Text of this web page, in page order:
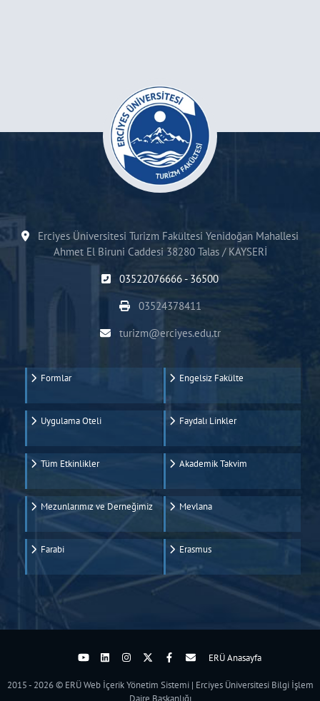
Erciyes Üniversitesi Turizm Fakültesi Yenidoğan Mahallesi
Ahmet El Biruni Caddesi 38280 Talas / KAYSERİ
03522076666 - 36500
03524378411
turizm@erciyes.edu.tr
Formlar Engelsiz Fakülte
Uygulama Oteli Faydalı Linkler
Tüm Etkinlikler Akademik Takvim
Mezunlarımız ve Derneğimiz Mevlana
Farabi Erasmus
ERÜ Anasayfa
2015 - 2026 © ERÜ Web İçerik Yönetim Sistemi | Erciyes Üniversitesi Bilgi İşlem
Daire Başkanlığı